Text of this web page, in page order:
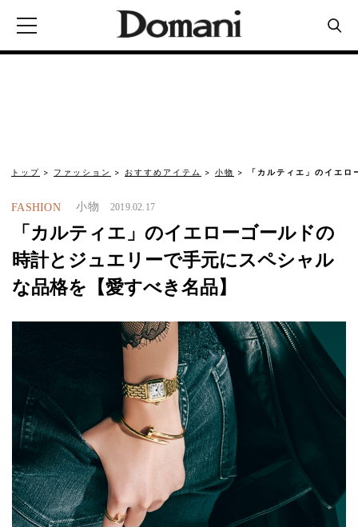
トップ ファッション おすすめアイテム 小物 「カルティエ」のイエ
FASHION 小物 2019.02.17
「カルティエ」のイエローゴールドの
時計とジュエリーで手元にスペシャル
な品格を【愛すべき名品】